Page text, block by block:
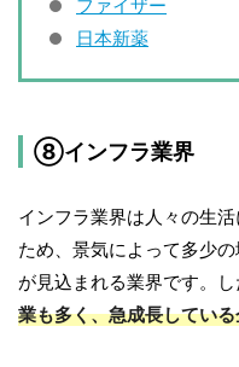
ファイザー
日本新薬
⑧インフラ業界
インフラ業界は人々の生
ため、景気によって多少
が見込まれる業界です。し
業も多く、急成長してい